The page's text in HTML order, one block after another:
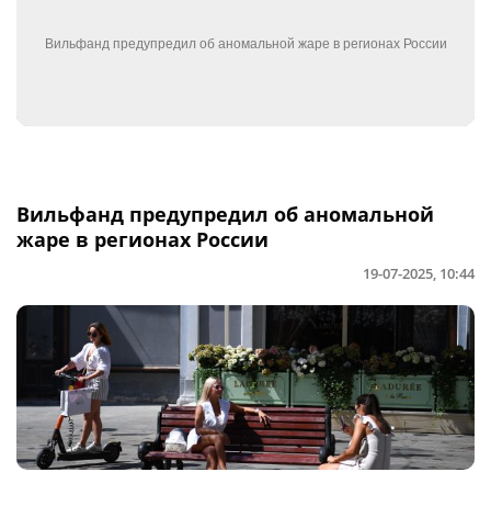
Вильфанд предупредил об аномальной
жаре в регионах России
19-07-2025, 10:44